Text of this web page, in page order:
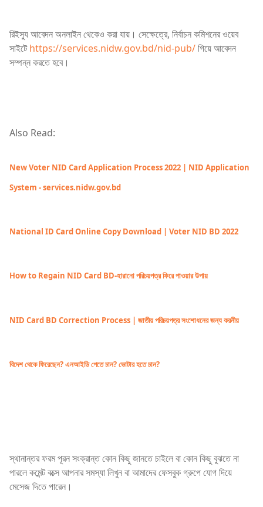
রিইস্যু আবেদন অনলাইন থেকেও করা যায়। সেক্ষেত্রে, নির্বাচন কমিশনের ওয়েব
সাইটেhttps://services.nidw.gov.bd/nid-pub/গিয়ে আবেদন
সম্পন্ন করতে হবে।
Also Read:
New Voter NID Card Application Process 2022 | NID Application
System - services.nidw.gov.bd
National ID Card Online Copy Download | Voter NID BD 2022
How to Regain NID Card BD-হারানো পরিচয়পত্র ফিরে পাওয়ার উপায়
NID Card BD Correction Process | জাতীয় পরিচয়পত্র সংশোধনের জন্য করনীয়
বিদেশ থেকে ফিরেছেন? এনআইডি পেতে চান? ভোটার হতে চান?
স্থানান্তর ফরম পূরন সংক্রান্ত কোন কিছু জানতে চাইলে বা কোন কিছু বুঝতে না
পারলে কমেন্ট বক্সে আপনার সমস্যা লিখুন বা আমাদের ফেসবুক গ্রুপে যোগ দিয়ে
মেসেজ দিতে পারেন।